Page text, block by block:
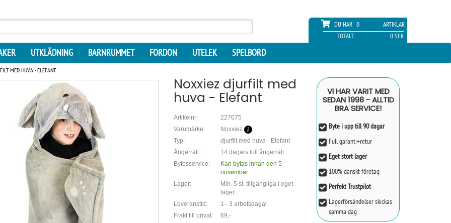
DU HAR 0
ARTIKLAR
TOTALT:
0 SEK
UTKLÄDNING BARNRUMMET FORDON UTELEK SPELBORD
MED HUVA - ELEFANT
Noxxiez djurfilt med
huva - Elefant
Artikelnr:
227075
Varumärke:
Noxxiez
Typ:
djurfilt med huva - Elefant
Ångerrätt:
14 dagars full ångerrätt
Bytesservice:
Kan bytas innan den 5
november
Lager:
Min. 5 st. tillgängliga i eget
lager
Leveranstid:
1 - 3 arbetsdagar
Frakt till privat:
69,-
VI HAR VARIT MED
SEDAN 1998 - ALLTID
BRA SERVICE!
Byte i upp till 90 dagar
Full garanti+retur
Eget stort lager
100% danskt företag
Perfekt Trustpilot
Lagerförsändelser skickas
samma dag